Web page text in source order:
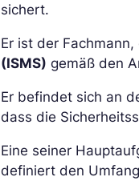
sichert.
Er ist der
(ISMS) gemäß den
Er befindet sich an
dass die
Eine seiner
definiert den